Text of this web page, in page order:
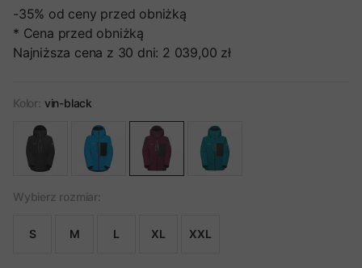
-35% od ceny przed obniżką
* Cena przed obniżką
Najniższa cena z 30 dni: 2 039,00 zł
Kolor: vin-black
Wybierz rozmiar:
S M L XL XXL